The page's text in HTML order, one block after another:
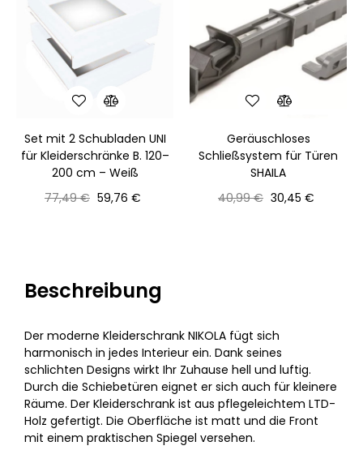
Set mit 2 Schubladen UNI
für Kleiderschränke B. 120–
200 cm – Weiß
Normaler
77,49 € Preis
59,76 €
Geräuschloses
Schließsystem für Türen
SHAILA
Normaler
40,99 € Preis
30,45 €
Beschreibung
Der moderne Kleiderschrank NIKOLA fügt sich
harmonisch in jedes Interieur ein. Dank seines
schlichten Designs wirkt Ihr Zuhause hell und luftig.
Durch die Schiebetüren eignet er sich auch für kleinere
Räume. Der Kleiderschrank ist aus pflegeleichtem LTD-
Holz gefertigt. Die Oberfläche ist matt und die Front
mit einem praktischen Spiegel versehen.